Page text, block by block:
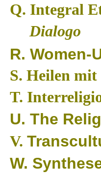
Q. Integral
Dialogo
R. Women-
S. Heilen mit
T.
U. The
V.
W.